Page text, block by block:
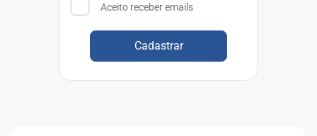
Aceito receber emails
Cadastrar